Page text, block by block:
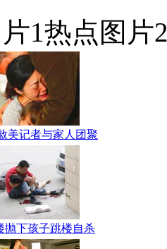
1热点图片
美记者与家人团聚
抛下孩子跳楼自杀